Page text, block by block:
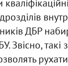
ДБР
Звісно,